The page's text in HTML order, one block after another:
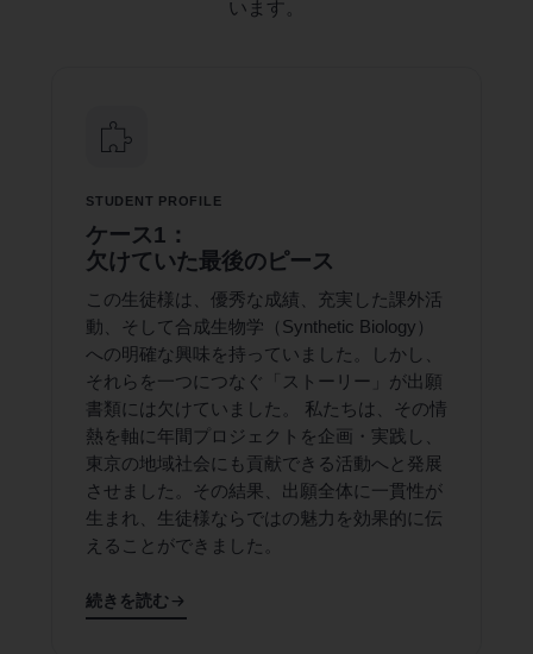
います。
STUDENT PROFILE
ケース1：
欠けていた最後のピース
この生徒様は、優秀な成績、充実した課外活
動、そして合成生物学（Synthetic Biology）
への明確な興味を持っていました。しかし、
それらを一つにつなぐ「ストーリー」が出願
書類には欠けていました。 私たちは、その情
熱を軸に年間プロジェクトを企画・実践し、
東京の地域社会にも貢献できる活動へと発展
させました。その結果、出願全体に一貫性が
生まれ、生徒様ならではの魅力を効果的に伝
えることができました。
続きを読む